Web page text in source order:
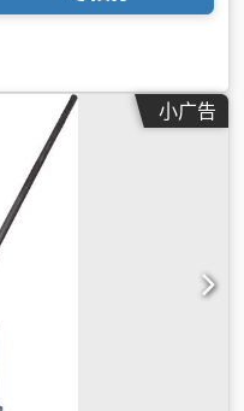
小广告